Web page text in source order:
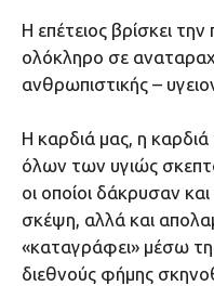
Η επέτειος βρίσκει
ολόκληρο σε
ανθρωπιστικής –
Η καρδιά μας, η
όλων των υγιώς
οι οποίοι δάκρυσαν
σκέψη, αλλά και
«καταγράφει» μέσω
διεθνούς φήμης